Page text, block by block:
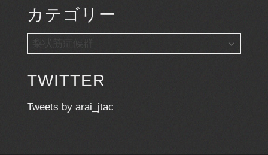
カ
イ
ブ
カテゴリー
カ
テ
ゴ
リ
ー
TWITTER
Tweets by arai_jtac